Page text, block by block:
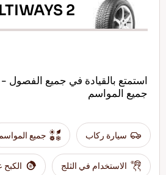
2
استمتع بالقيادة في جميع الفصول
جميع المواسم
سيارة ركاب جميع
الاستخدام في الثلج الكبح